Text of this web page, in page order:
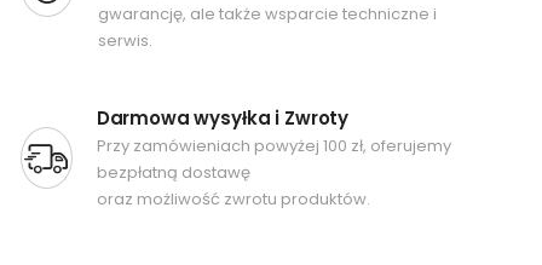
gwarancję, ale także wsparcie techniczne i
serwis.
Darmowa wysyłka i Zwroty
Przy zamówieniach powyżej 100 zł, oferujemy
bezpłatną dostawę
oraz możliwość zwrotu produktów.